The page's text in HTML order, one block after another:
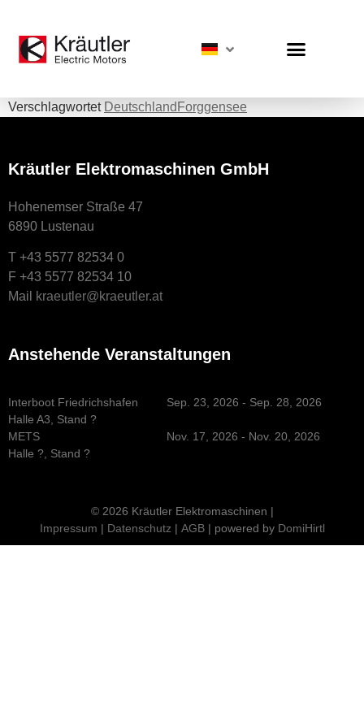
Verschlagwortet Deutschland Forggensee
Kräutler Elektromaschinen GmbH
Hohenemser Straße 47
6890 Lustenau
T +43 5577 82534 0
F +43 5577 82534 10
Mail
kraeutler@kraeutler.at
Anstehende Veranstaltungen
Interboot Friedrichshafen
Halle A3, Stand ?
Sep. 23, 2026 - Sep. 28, 2026
METS
Halle ?, Stand ?
Nov. 17, 2026 - Nov. 20, 2026
© 2026 Kräutler Elektromaschinen |
Impressum | Datenschutz | AGB| powered by DomiHirtl